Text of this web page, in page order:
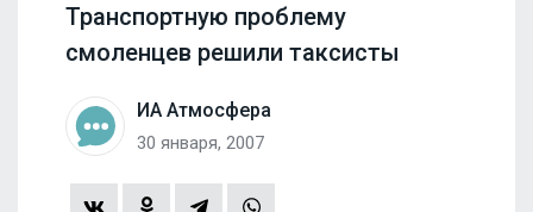
Транспортную проблему
смоленцев решили таксисты
ИА Атмосфера
30 января, 2007